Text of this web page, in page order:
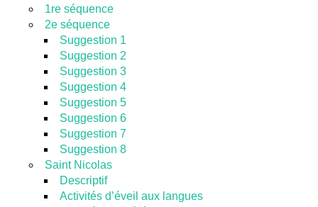
1re séquence
2e séquence
Suggestion 1
Suggestion 2
Suggestion 3
Suggestion 4
Suggestion 5
Suggestion 6
Suggestion 7
Suggestion 8
Saint Nicolas
Descriptif
Activités d’éveil aux langues